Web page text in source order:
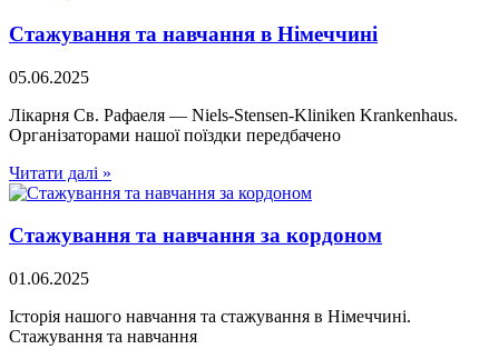
Стажування та навчання в Німеччині
05.06.2025
Лікарня Св. Рафаеля — Niels-Stensen-Kliniken Krankenhaus.
Організаторами нашої поїздки передбачено
Читати далі »
Стажування та навчання за кордоном
01.06.2025
Історія нашого навчання та стажування в Німеччині.
Стажування та навчання